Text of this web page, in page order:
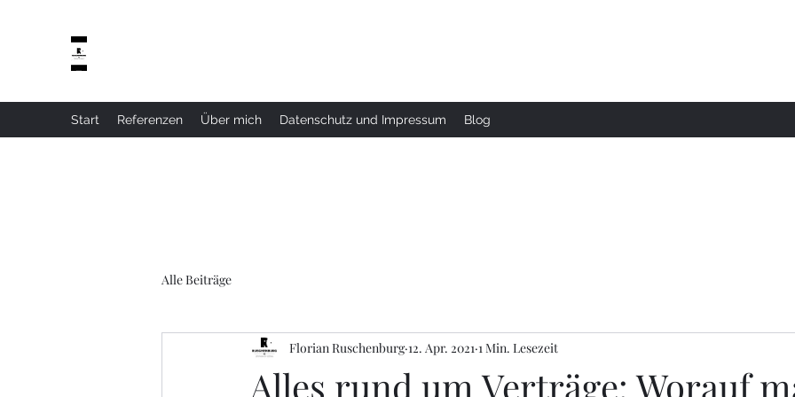
Start Referenzen Über mich Datenschutz und Impressum Blog
Alle Beiträge
Alles rund um Verträge: Worauf
Florian Ruschenburg 12. Apr. 2021 1 Min. Lesezeit